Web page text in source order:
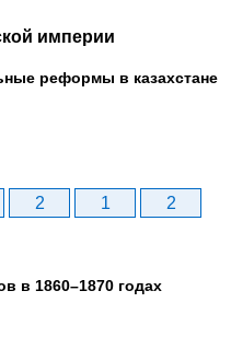
империи
реформы в казахстане
2 1
2
в 1860–1870 годах